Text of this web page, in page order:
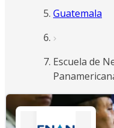
Guatemala
Escuela de